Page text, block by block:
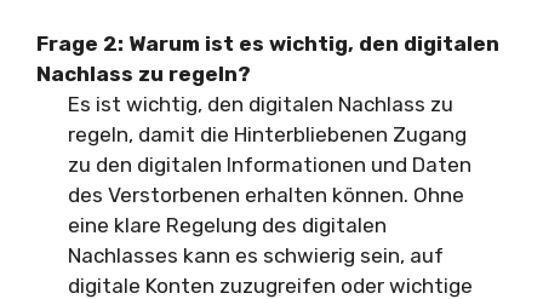
Frage 2: Warum ist es wichtig, den digitalen
Nachlass zu regeln?
Es ist wichtig, den digitalen Nachlass zu
regeln, damit die Hinterbliebenen Zugang
zu den digitalen Informationen und Daten
des Verstorbenen erhalten können. Ohne
eine klare Regelung des digitalen
Nachlasses kann es schwierig sein, auf
digitale Konten zuzugreifen oder wichtige